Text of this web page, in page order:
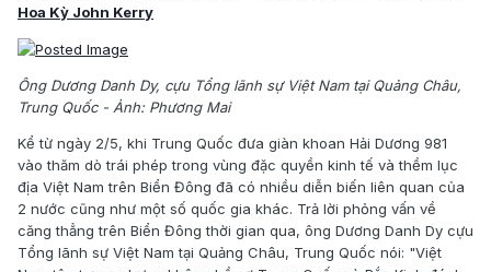
Hoa Kỳ John Kerry
Ông Dương Danh Dy, cựu Tổng lãnh sự Việt Nam tại Quảng Châu,
Trung Quốc - Ảnh: Phương Mai
Kể từ ngày 2/5, khi Trung Quốc đưa giàn khoan Hải Dương 981
vào thăm dò trái phép trong vùng đặc quyền kinh tế và thềm lục
địa Việt Nam trên Biển Đông đã có nhiều diễn biến liên quan của
2 nước cũng như một số quốc gia khác. Trả lời phỏng vấn về
căng thẳng trên Biển Đông thời gian qua, ông Dương Danh Dy cựu
Tổng lãnh sự Việt Nam tại Quảng Châu, Trung Quốc nói: "Việt